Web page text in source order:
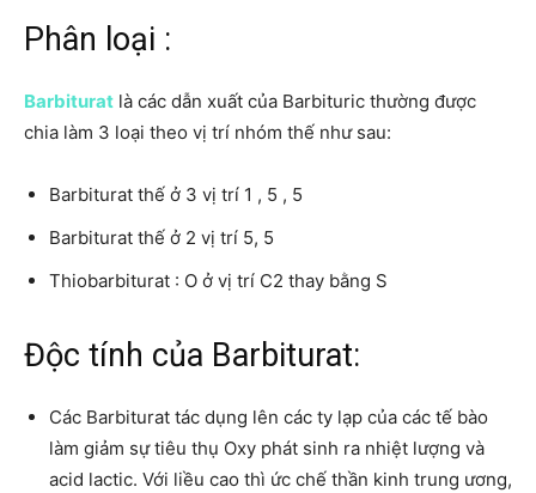
Phân loại :
Barbiturat là các dẫn xuất của Barbituric thường được
chia làm 3 loại theo vị trí nhóm thế như sau:
Barbiturat thế ở 3 vị trí 1 , 5 , 5
Barbiturat thế ở 2 vị trí 5, 5
Thiobarbiturat : O ở vị trí C2 thay bằng S
Độc tính của Barbiturat:
Các Barbiturat tác dụng lên các ty lạp của các tế bào
làm giảm sự tiêu thụ Oxy phát sinh ra nhiệt lượng và
acid lactic. Với liều cao thì ức chế thần kinh trung ương,